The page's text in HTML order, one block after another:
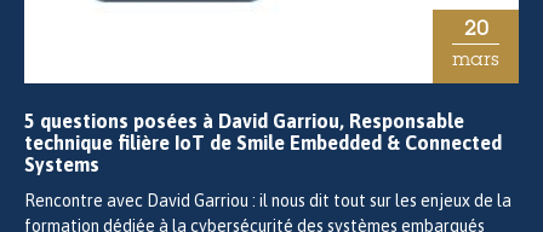
20
mars
5 questions posées à David Garriou, Responsable
technique filière IoT de Smile Embedded & Connected
Systems
Rencontre avec David Garriou : il nous dit tout sur les enjeux de la
formation dédiée à la cybersécurité des systèmes embarqués